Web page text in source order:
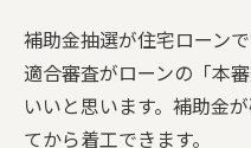
補助金抽選が住宅ローン
適合審査がローンの「本
いいと思います。補助金
てから着工できます。